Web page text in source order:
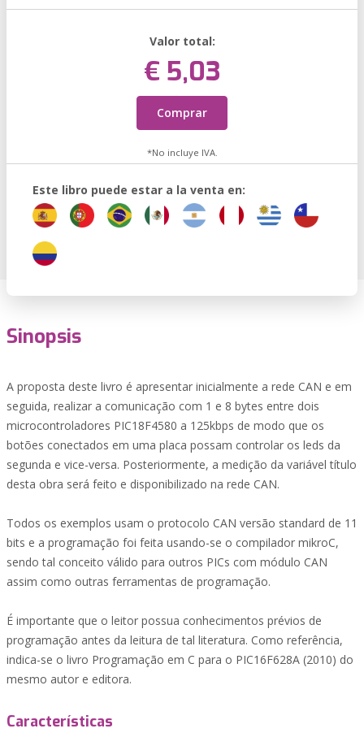
Valor total:
€ 5,03
Comprar
*No incluye IVA.
Este libro puede estar a la venta en:
Sinopsis
A proposta deste livro é apresentar inicialmente a rede CAN e em
seguida, realizar a comunicação com 1 e 8 bytes entre dois
microcontroladores PIC18F4580 a 125kbps de modo que os
botões conectados em uma placa possam controlar os leds da
segunda e vice-versa. Posteriormente, a medição da variável título
desta obra será feito e disponibilizado na rede CAN.
Todos os exemplos usam o protocolo CAN versão standard de 11
bits e a programação foi feita usando-se o compilador mikroC,
sendo tal conceito válido para outros PICs com módulo CAN
assim como outras ferramentas de programação.
É importante que o leitor possua conhecimentos prévios de
programação antes da leitura de tal literatura. Como referência,
indica-se o livro Programação em C para o PIC16F628A (2010) do
mesmo autor e editora.
Características